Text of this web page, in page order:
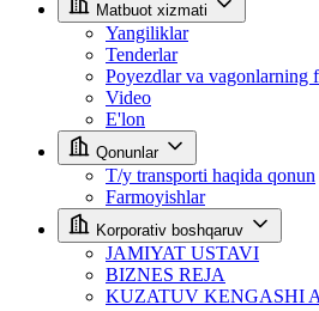
Matbuot xizmati
Yangiliklar
Tenderlar
Poyezdlar va vagonlarning
Video
E'lon
Qonunlar
T/y transporti haqida qonun
Farmoyishlar
Korporativ boshqaruv
JAMIYAT USTAVI
BIZNES REJA
KUZATUV KENGASHI